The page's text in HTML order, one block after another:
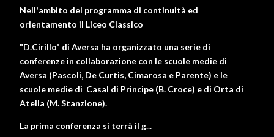
Nell'ambito del programma di continuità ed
orientamento il Liceo Classico
"D.Cirillo" di Aversa ha organizzato una serie di
conferenze in collaborazione con le scuole medie di
Aversa (Pascoli, De Curtis, Cimarosa e Parente) e le
scuole medie di Casal di Principe (B. Croce) e di Orta di
Atella (M. Stanzione).
La prima conferenza si terrà il g...